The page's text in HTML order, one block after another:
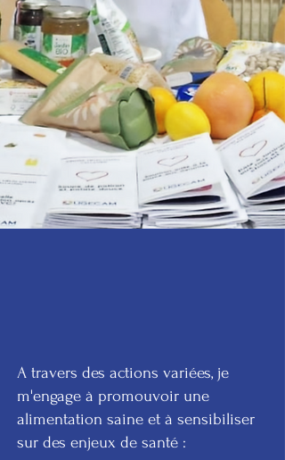
A travers des actions variées, je
m'engage à promouvoir une
alimentation saine et à sensibiliser
sur des enjeux de santé :